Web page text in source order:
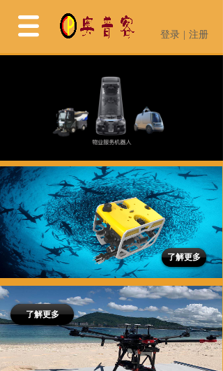
登录 注册
了解更多
了解更多